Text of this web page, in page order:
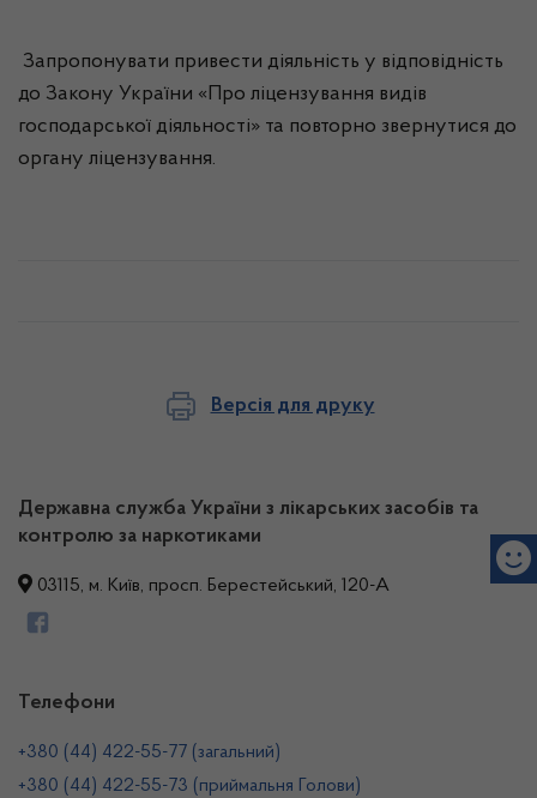
Запропонувати привести діяльність у відповідність
до Закону України «Про ліцензування видів
господарської діяльності» та повторно звернутися до
органу ліцензування.
Версія для друку
Державна служба України з лікарських засобів та
контролю за наркотиками
03115, м. Київ, просп. Берестейський, 120-А
Телефони
+380 (44) 422-55-77 (загальний)
+380 (44) 422-55-73 (приймальня Голови)